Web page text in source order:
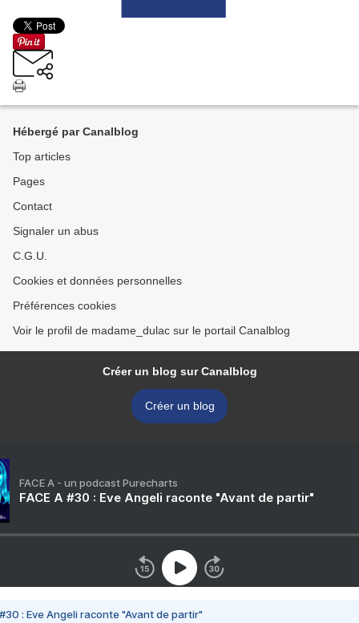
Hébergé par Canalblog
Top articles
Pages
Contact
Signaler un abus
C.G.U.
Cookies et données personnelles
Préférences cookies
Voir le profil de madame_dulac sur le portail Canalblog
Créer un blog sur Canalblog
Créer un blog
FACE A - un podcast Purecharts
FACE A #30 : Eve Angeli raconte "Avant de partir"
#30 : Eve Angeli raconte "Avant de partir"